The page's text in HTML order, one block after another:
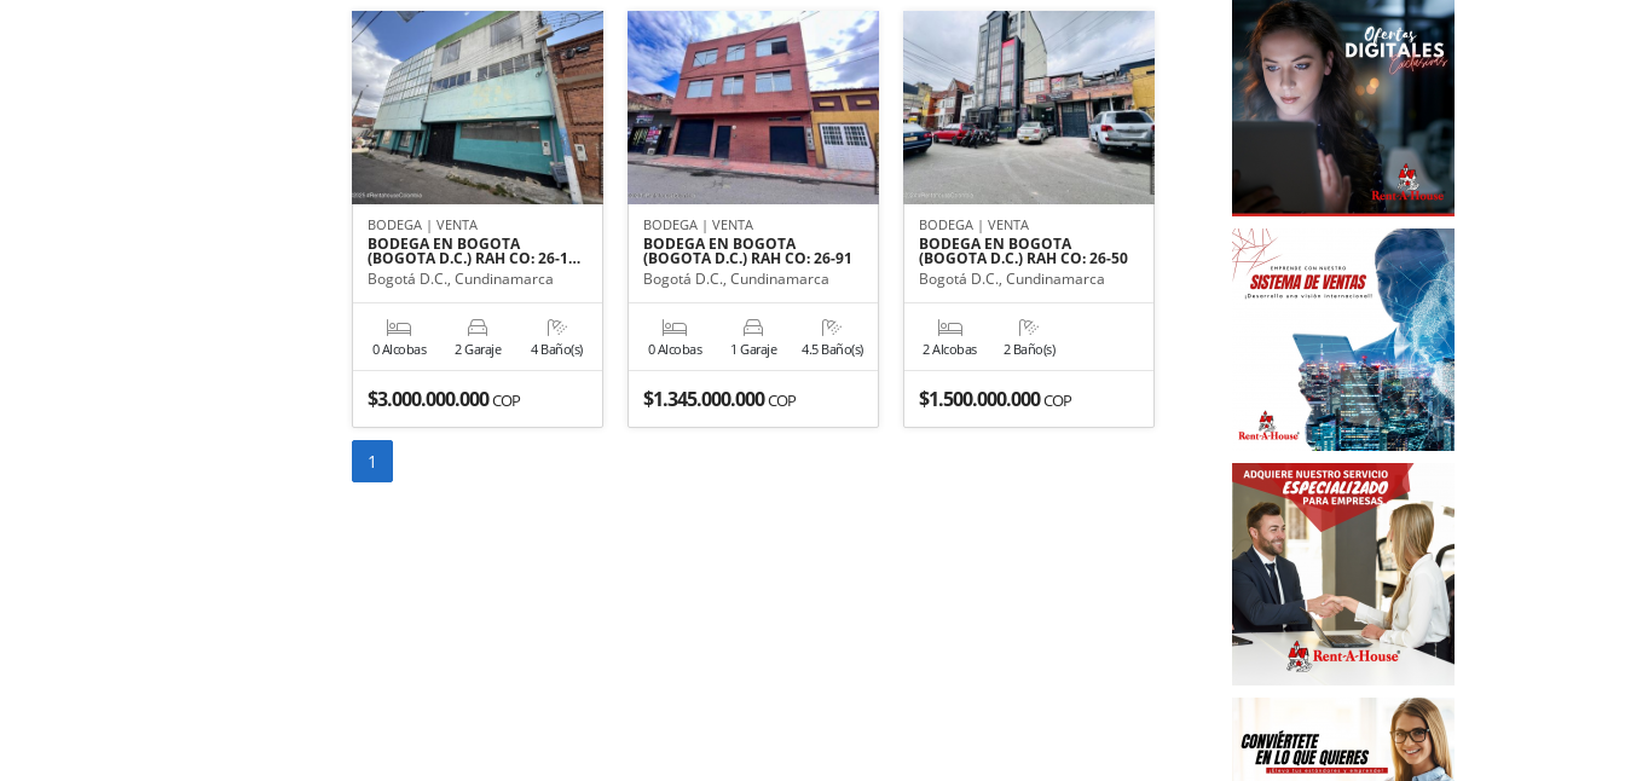
BODEGA | VENTA
BODEGA EN BOGOTA
(BOGOTA D.C.) RAH CO: 26-1…
Bogotá D.C., Cundinamarca
0 Alcobas 2 Garaje 4 Baño(s)
$3.000.000.000COP
BODEGA | VENTA
BODEGA EN BOGOTA
(BOGOTA D.C.) RAH CO: 26-91
Bogotá D.C., Cundinamarca
0 Alcobas 1 Garaje 4.5 Baño(s)
$1.345.000.000COP
BODEGA | VENTA
BODEGA EN BOGOTA
(BOGOTA D.C.) RAH CO: 26-50
Bogotá D.C., Cundinamarca
2 Alcobas 2 Baño(s)
$1.500.000.000COP
1